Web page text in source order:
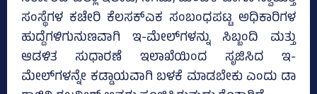
ಸಂಸ್ಥೆಗಳ ಕಚೇರಿ ಕೆಲಸಕ್ಎಕ ಸಂಬಂಧಪಟ್ಟ ಅಧಿಕಾರಿಗಳ
ಹುದ್ದೆಗಳಿಗುನುಣವಾಗಿ ಇ-ಮೇಲ್‌ಗಳನ್ನು ಸಿಬ್ಬಂದಿ ಮತ್ತು
ಆಡಳಿತ ಸುಧಾರಣೆ ಇಲಾಖೆಯಿಂದ ಸೃಜಿಸಿದ ಇ-
ಮೇಲ್‌ಗಳನ್ನೇ ಕಡ್ಡಾಯವಾಗಿ ಬಳಕೆ ಮಾಡಬೇಕು ಎಂದು ಡಾ